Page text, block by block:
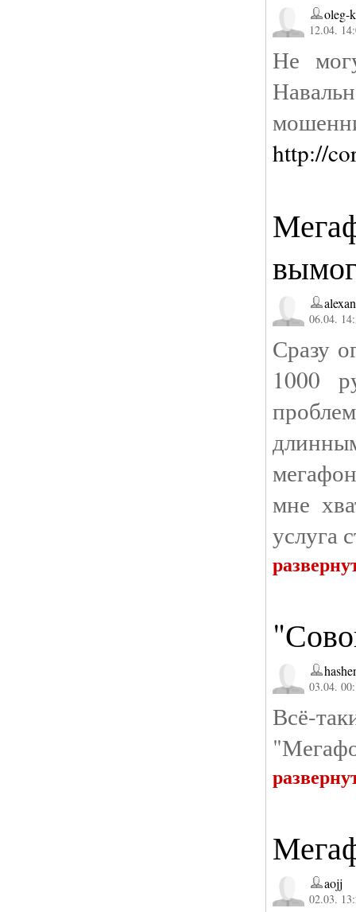
oleg-
12.04.
Не
http://
06.04.
Сразу
1000
мне
услуга
03.04.
Всё-
aojj
02.03.